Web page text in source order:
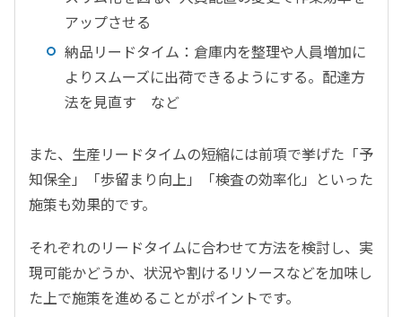
アップさせる
納品リードタイム：倉庫内を整理や人員増加に
よりスムーズに出荷できるようにする。配達方
法を見直す など
また、生産リードタイムの短縮には前項で挙げた「予
知保全」「歩留まり向上」「検査の効率化」といった
施策も効果的です。
それぞれのリードタイムに合わせて方法を検討し、実
現可能かどうか、状況や割けるリソースなどを加味し
た上で施策を進めることがポイントです。